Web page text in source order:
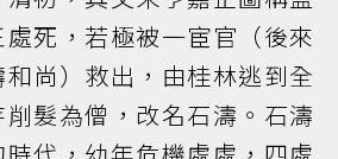
死，若極被一宦官（後來
尚）救出，由桂林逃到全
髮為僧，改名石濤。石濤